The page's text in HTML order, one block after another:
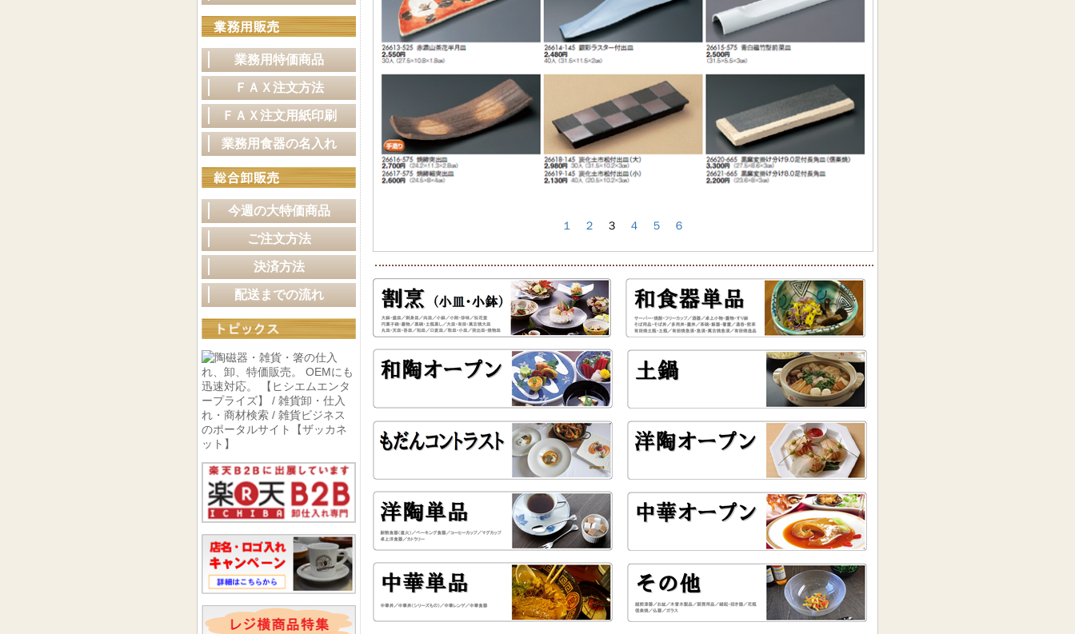
１ ２ ３ ４ ５ ６
業務用特価商品
ＦＡＸ注文方法
ＦＡＸ注文用紙印刷
業務用食器の名入れ
今週の大特価商品
ご注文方法
決済方法
配送までの流れ